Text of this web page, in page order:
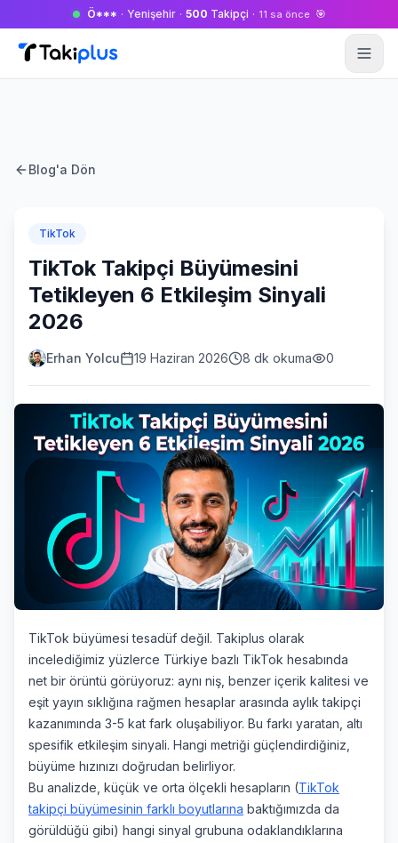
Ö*** · Yenişehir · 500 Takipçi · 11 sa önce 🎯
Anasayfa
Blog'a Dön
TikTok
TikTok Takipçi Büyümesini
Tetikleyen 6 Etkileşim Sinyali
2026
Erhan Yolcu 19 Haziran 2026 8 dk okuma 0
Takiplus'un 2026 yılı TikTok büyüme analizlerine
TikTok büyümesi tesadüf değil. Takiplus olarak
incelediğimiz yüzlerce Türkiye bazlı TikTok hesabında
net bir örüntü görüyoruz: aynı niş, benzer içerik kalitesi ve
eşit yayın sıklığına rağmen hesaplar arasında aylık takipçi
kazanımında 3-5 kat fark oluşabiliyor. Bu farkı yaratan, altı
spesifik etkileşim sinyali. Hangi metriği güçlendirdiğiniz,
büyüme hızınızı doğrudan belirliyor.
Bu analizde, küçük ve orta ölçekli hesapların (TikTok
takipçi büyümesinin farklı boyutlarına baktığımızda da
görüldüğü gibi) hangi sinyal grubuna odaklandıklarına
7/24 destek ekibi çevrimiçi
Sohbet Yardım